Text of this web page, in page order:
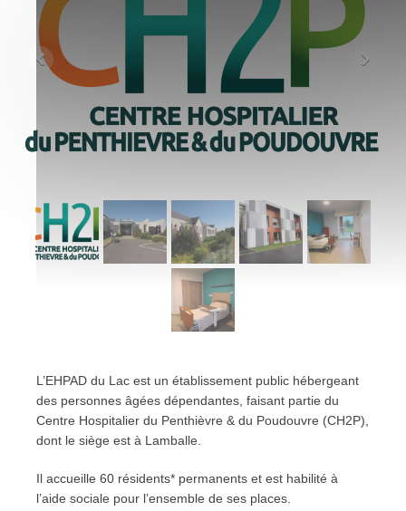
L’EHPAD du Lac est un établissement public hébergeant
des personnes âgées dépendantes, faisant partie du
Centre Hospitalier du Penthièvre & du Poudouvre (CH2P),
dont le siège est à Lamballe.
Il accueille 60 résidents* permanents et est habilité à
l’aide sociale pour l’ensemble de ses places.